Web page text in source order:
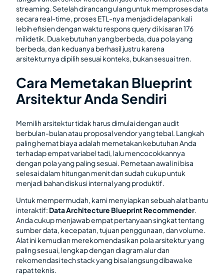
streaming. Setelah dirancang ulang untuk memproses data
secara real-time, proses ETL-nya menjadi delapan kali
lebih efisien dengan waktu respons query di kisaran 176
milidetik. Dua kebutuhan yang berbeda, dua pola yang
berbeda, dan keduanya berhasil justru karena
arsitekturnya dipilih sesuai konteks, bukan sesuai tren.
Cara Memetakan Blueprint
Arsitektur Anda Sendiri
Memilih arsitektur tidak harus dimulai dengan audit
berbulan-bulan atau proposal vendor yang tebal. Langkah
paling hemat biaya adalah memetakan kebutuhan Anda
terhadap empat variabel tadi, lalu mencocokkannya
dengan pola yang paling sesuai. Pemetaan awal ini bisa
selesai dalam hitungan menit dan sudah cukup untuk
menjadi bahan diskusi internal yang produktif.
Untuk mempermudah, kami menyiapkan sebuah alat bantu
interaktif: Data Architecture Blueprint Recommender.
Anda cukup menjawab empat pertanyaan singkat tentang
sumber data, kecepatan, tujuan penggunaan, dan volume.
Alat ini kemudian merekomendasikan pola arsitektur yang
paling sesuai, lengkap dengan diagram alur dan
rekomendasi tech stack yang bisa langsung dibawa ke
rapat teknis.